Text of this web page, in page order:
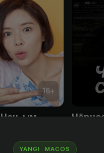
16+
Чон-ым
YANGI · MACOS